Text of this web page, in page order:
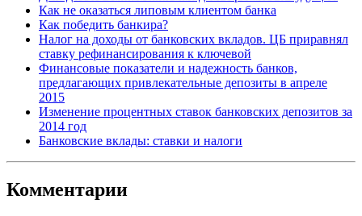
Как не оказаться липовым клиентом банка
Как победить банкира?
Налог на доходы от банковских вкладов. ЦБ приравнял
ставку рефинансирования к ключевой
Финансовые показатели и надежность банков,
предлагающих привлекательные депозиты в апреле
2015
Изменение процентных ставок банковских депозитов за
2014 год
Банковские вклады: ставки и налоги
Комментарии